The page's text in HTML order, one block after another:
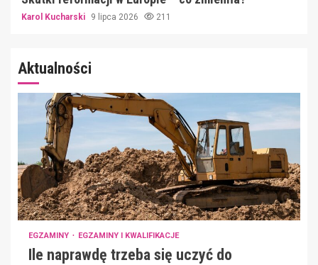
Karol Kucharski 9 lipca 2026 211
Aktualności
EGZAMINY EGZAMINY I KWALIFIKACJE
Ile naprawdę trzeba się uczyć do